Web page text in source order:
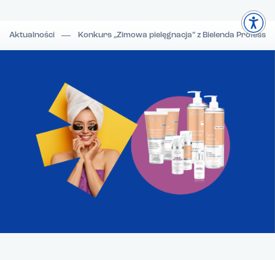
Aktualności Konkurs „Zimowa pielęgnacja” z Bielenda